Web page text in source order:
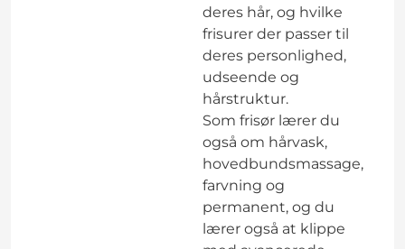
deres hår, og hvilke
frisurer der passer til
deres personlighed,
udseende og
hårstruktur.
Som frisør lærer du
også om hårvask,
hovedbundsmassage,
farvning og
permanent, og du
lærer også at klippe